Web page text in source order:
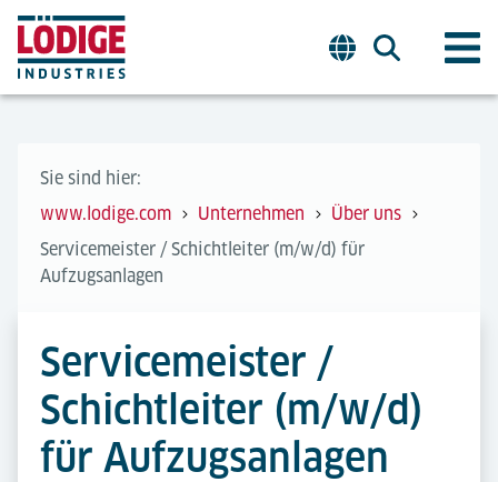
Sie sind hier:
www.lodige.com
Unternehmen
Über uns
Servicemeister / Schichtleiter (m/w/d) für
Aufzugsanlagen
Servicemeister /
Schichtleiter (m/w/d)
für Aufzugsanlagen